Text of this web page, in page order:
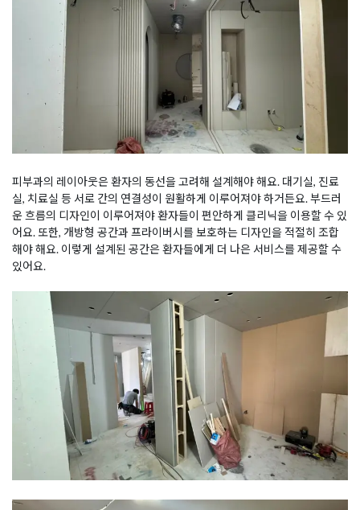
피부과의 레이아웃은 환자의 동선을 고려해 설계해야 해요. 대기실, 진료
실, 치료실 등 서로 간의 연결성이 원활하게 이루어져야 하거든요. 부드러
운 흐름의 디자인이 이루어져야 환자들이 편안하게 클리닉을 이용할 수 있
어요. 또한, 개방형 공간과 프라이버시를 보호하는 디자인을 적절히 조합
해야 해요. 이렇게 설계된 공간은 환자들에게 더 나은 서비스를 제공할 수
있어요.